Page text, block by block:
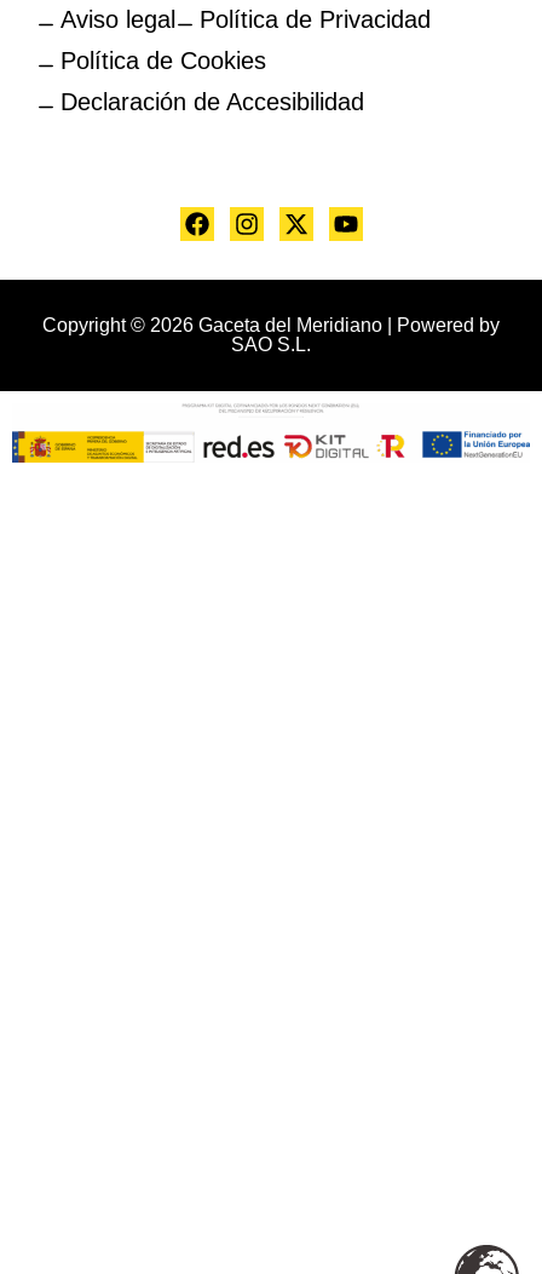
Aviso legal
Política de Privacidad
Política de Cookies
Declaración de Accesibilidad
Copyright © 2026 Gaceta del Meridiano | Powered by
SAO S.L.